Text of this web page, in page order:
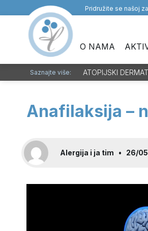
Pridružite se našoj
O NAMA
Saznajte više: ATOPIJSKI
Anafilaksija –
Alergija i ja tim • 26/